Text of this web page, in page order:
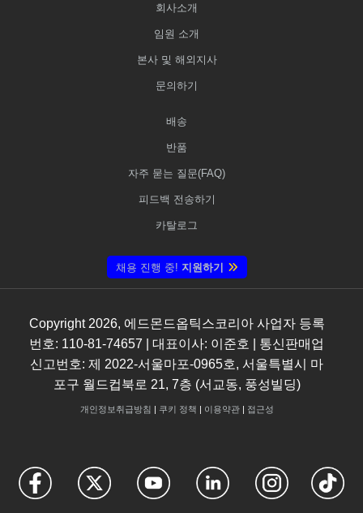
회사소개
임원 소개
본사 및 해외지사
문의하기
배송
반품
자주 묻는 질문(FAQ)
피드백 전송하기
카탈로그
채용 진행 중! 지원하기
Copyright 2026, 에드몬드옵틱스코리아 사업자 등록
번호: 110-81-74657 | 대표이사: 이준호 | 통신판매업
신고번호: 제 2022-서울마포-0965호, 서울특별시 마
포구 월드컵북로 21, 7층 (서교동, 풍성빌딩)
개인정보취급방침 | 쿠키 정책 | 이용약관| 접근성